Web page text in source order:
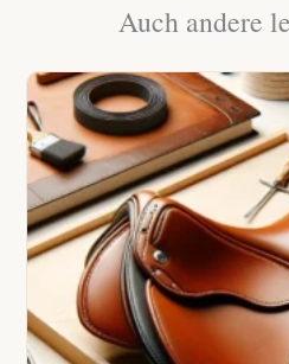
Auch andere